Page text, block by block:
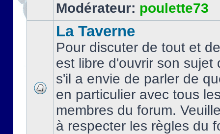
Modérateur: poulette73
La Taverne
Pour discuter de tout et
est libre d'ouvrir son sujet
s'il a envie de parler de
en particulier avec tous
membres du forum.
à respecter les règles du